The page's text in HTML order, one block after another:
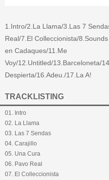
1.Intro/2.La Llama/3.Las 7
Real/7.El Colleccionista/
en Cadaques/11.Me
Voy/12.Untitled/13.Barceloneta/
Despierta/16.Adeu./17.La A!
TRACKLISTING
01. Intro
02. La Llama
03. Las 7 Sendas
04. Carajillo
05. Una Cura
06. Pavo Real
07. El Colleccionista